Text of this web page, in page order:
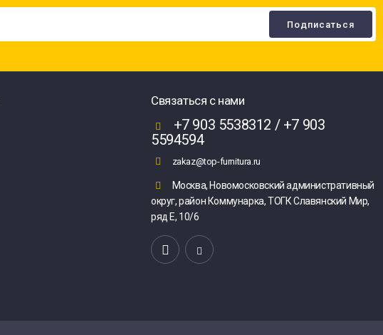
Связаться с нами
+7 903 5538312 / +7 903
5594594
zakaz@top-furnitura.ru
Москва, Новомосковский административный
округ, район Коммунарка, ТОГК Славянский Мир,
ряд Е, 10/6